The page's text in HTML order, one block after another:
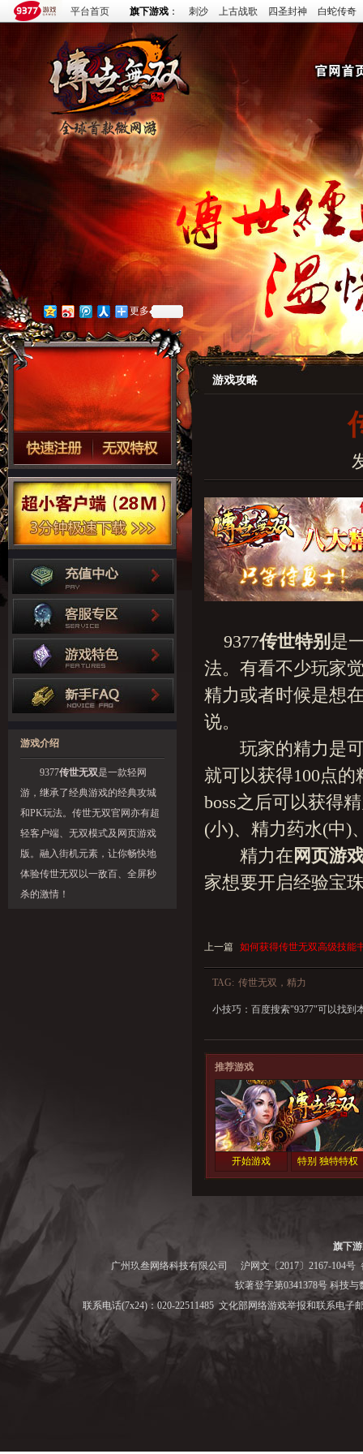
平台首页 旗下游戏 ： 刺沙 上古战歌 四圣封神 白蛇传奇
更多
游戏介绍
9377传世无双是一款轻网
游，继承了经典游戏的经典攻城
和PK玩法。传世无双官网亦有超
轻客户端、无双模式及网页游戏
版。融入街机元素，让你畅快地
体验传世无双以一敌百、全屏秒
杀的激情！
游戏攻略
9377传世特别 是
法。有看不少玩家
精力或者时候是想
说。
玩家的精力是可
就可以获得100点
boss之后可以获得
(小)、精力药水(中)
精力在 网页游
家想要开启经验宝
上一篇 如何获得传世无双高级技能
TAG: 传世无双，精力
小技巧：百度搜索"9377"可以找到
推荐游戏
开始游戏 特别 独特特权
旗下
广州玖叁网络科技有限公司
沪网文〔2017〕2167-104号
软著登字第0341378号 科技
联系电话(7x24)：020-22511485 文化部网络游戏举报和联系电